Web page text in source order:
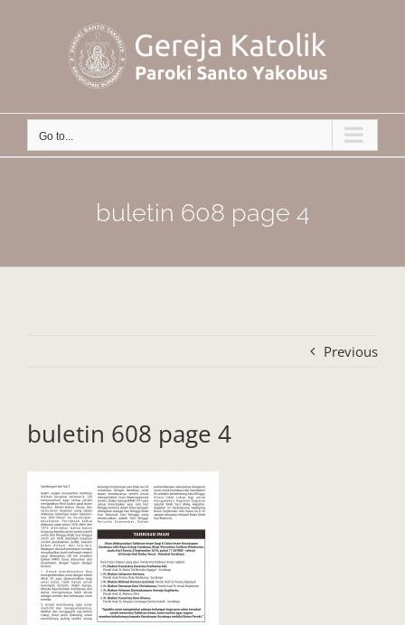
Go to...
buletin 608 page 4
Previous
buletin 608 page 4